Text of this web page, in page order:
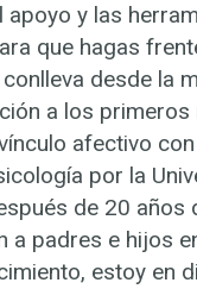
y las
que hagas
desde la
a los primeros
afectivo
por la
de 20 años
a padres e hijos
estoy en